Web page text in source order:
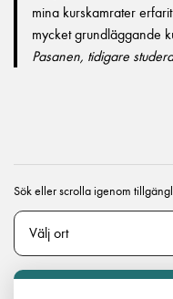
mina kurskamrater
mycket grundläggande
Pasanen, tidigare
Sök eller scrolla igenom